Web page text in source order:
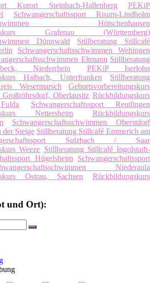
Kurort Steinbach-Hallenberg
PEKiP
Schwangerschaftssport Risum-Lindholm
Hütschenhausen
Grafenau (Württemberg)
Dünnwald
Stillberatung Stillcafé
Schwangerschaftsschwimmen Wehingen
Eltmann Stillberatung
Niederrhein
PEKiP Iserlohn
Haibach, Unterfranken
Stillberatung
Wesermarsch
Geburtsvorbereitungskurs
Oberlausitz Rückbildungskurs
Schwangerschaftssport Reutlingen
Nettersheim
Rückbildungskurs
Schwangerschaftsschwimmen Oberstdorf
der Steige Stillberatung Stillcafé Emmerich am
Sulzbach / Saar
Weeze Stillberatung Stillcafé Ingolstadt-
Hügelsheim
Schwangerschaftssport
Niederaula
Ostrau, Sachsen
Rückbildungskurs
und Ort):
Suchen